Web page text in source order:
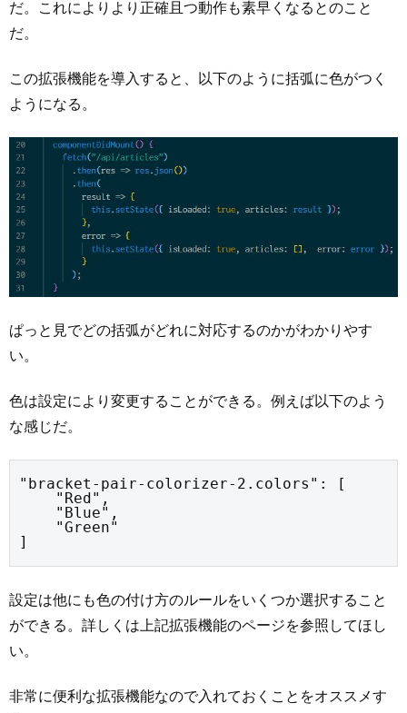
だ。これによりより正確且つ動作も素早くなるとのこと
だ。
この拡張機能を導入すると、以下のように括弧に色がつく
ようになる。
ぱっと見でどの括弧がどれに対応するのかがわかりやす
い。
色は設定により変更することができる。例えば以下のよう
な感じだ。
"bracket-pair-colorizer-2.colors": [
]
設定は他にも色の付け方のルールをいくつか選択すること
ができる。詳しくは上記拡張機能のページを参照してほし
い。
非常に便利な拡張機能なので入れておくことをオススメす